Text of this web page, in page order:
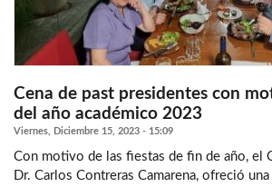
Cena de past presidentes con
del año académico 2023
Viernes, Diciembre 15, 2023 - 15:09
Con motivo de las fiestas de fin de año, el
Dr. Carlos Contreras Camarena, ofreció